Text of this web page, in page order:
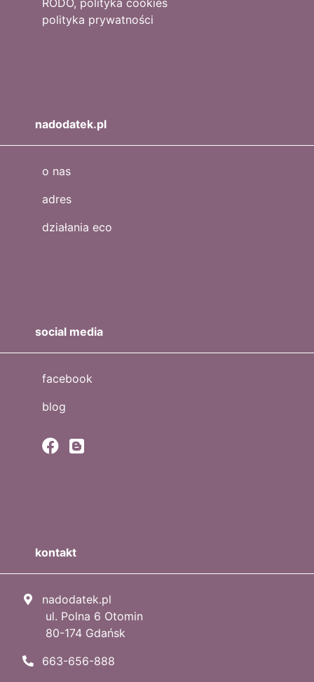
RODO, polityka cookies
polityka prywatności
nadodatek.pl
o nas
adres
działania eco
social media
facebook
blog
kontakt
nadodatek.pl
ul. Polna 6 Otomin
80-174 Gdańsk
663-656-888